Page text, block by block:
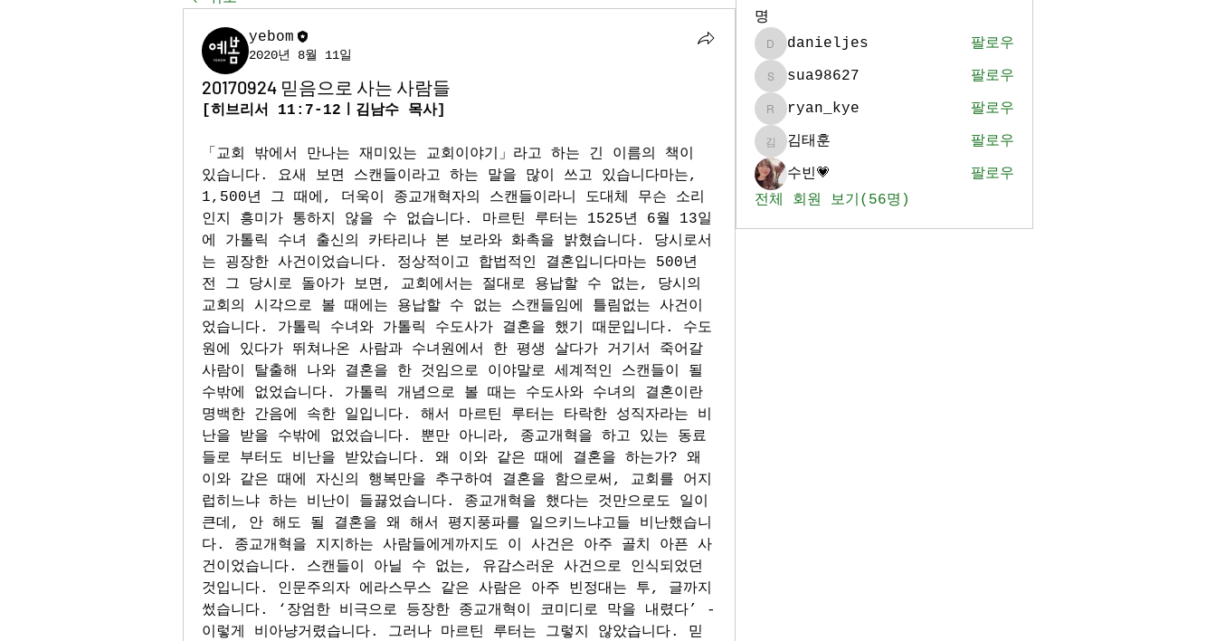
yebom
2020년 8월 11일
20170924 믿음으로 사는 사람들
[히브리서 11:7-12ㅣ김남수 목사]
「교회 밖에서 만나는 재미있는 교회이야기」라고 하는 긴 이름의 책이
있습니다. 요새 보면 스캔들이라고 하는 말을 많이 쓰고 있습니다마는,
1,500년 그 때에, 더욱이 종교개혁자의 스캔들이라니 도대체 무슨 소리
인지 흥미가 통하지 않을 수 없습니다. 마르틴 루터는 1525년 6월 13일
에 가톨릭 수녀 출신의 카타리나 본 보라와 화촉을 밝혔습니다. 당시로서
는 굉장한 사건이었습니다. 정상적이고 합법적인 결혼입니다마는 500년
전 그 당시로 돌아가 보면, 교회에서는 절대로 용납할 수 없는, 당시의
교회의 시각으로 볼 때에는 용납할 수 없는 스캔들임에 틀림없는 사건이
었습니다. 가톨릭 수녀와 가톨릭 수도사가 결혼을 했기 때문입니다. 수도
원에 있다가 뛰쳐나온 사람과 수녀원에서 한 평생 살다가 거기서 죽어갈
사람이 탈출해 나와 결혼을 한 것임으로 이야말로 세계적인 스캔들이 될
수밖에 없었습니다. 가톨릭 개념으로 볼 때는 수도사와 수녀의 결혼이란
명백한 간음에 속한 일입니다. 해서 마르틴 루터는 타락한 성직자라는 비
난을 받을 수밖에 없었습니다. 뿐만 아니라, 종교개혁을 하고 있는 동료
들로 부터도 비난을 받았습니다. 왜 이와 같은 때에 결혼을 하는가? 왜
이와 같은 때에 자신의 행복만을 추구하여 결혼을 함으로써, 교회를 어지
럽히느냐 하는 비난이 들끓었습니다. 종교개혁을 했다는 것만으로도 일이
큰데, 안 해도 될 결혼을 왜 해서 평지풍파를 일으키느냐고들 비난했습니
다. 종교개혁을 지지하는 사람들에게까지도 이 사건은 아주 골치 아픈 사
건이었습니다. 스캔들이 아닐 수 없는, 유감스러운 사건으로 인식되었던
것입니다. 인문주의자 에라스무스 같은 사람은 아주 빈정대는 투, 글까지
썼습니다. ‘장엄한 비극으로 등장한 종교개혁이 코미디로 막을 내렸다’ -
이렇게 비아냥거렸습니다. 그러나 마르틴 루터는 그렇지 않았습니다. 믿
명
danieljes
danieljes 팔로우
sua98627
sua98627 팔로우
ryan_kye
ryan_kye 팔로우
김태훈
김태훈
팔로우
수빈💗
팔로우
전체 회원 보기(56명)